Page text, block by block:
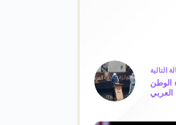
التالية
الوطن
العربي